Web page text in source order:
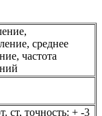
среднее
частота
ст, точность: + -3